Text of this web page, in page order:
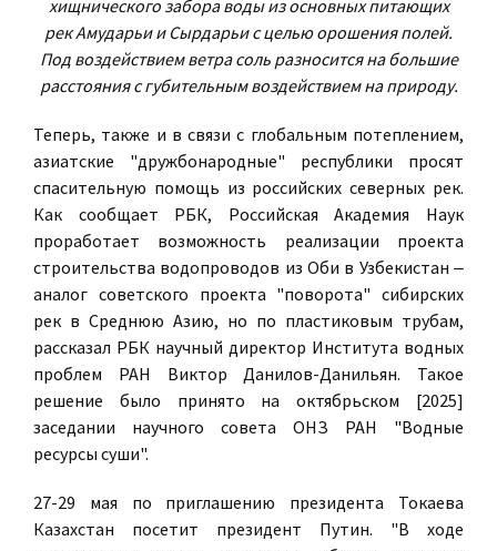
хищнического забора воды из основных питающих
рек Амударьи и Сырдарьи с целью орошения полей.
Под воздействием ветра соль разносится на большие
расстояния с губительным воздействием на природу.
Теперь, также и в связи с глобальным потеплением,
азиатские "дружбонародные" республики просят
спасительную помощь из российских северных рек.
Как сообщает РБК, Российская Академия Наук
проработает возможность реализации проекта
строительства водопроводов из Оби в Узбекистан ‒
аналог советского проекта "поворота" сибирских
рек в Среднюю Азию, но по пластиковым трубам,
рассказал РБК научный директор Института водных
проблем РАН Виктор Данилов-Данильян. Такое
решение было принято на октябрьском [2025]
заседании научного совета ОНЗ РАН "Водные
ресурсы суши".
27-29 мая по приглашению президента Токаева
Казахстан посетит президент Путин. "В ходе